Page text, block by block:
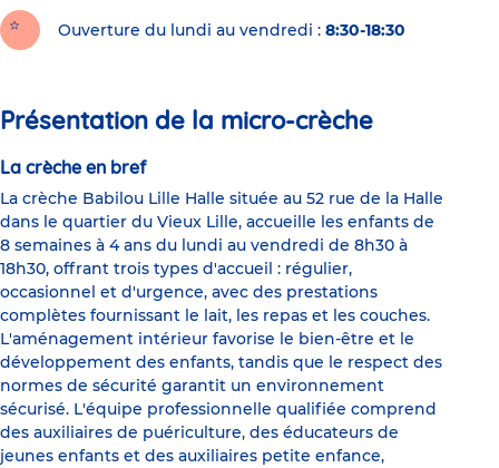
Ouverture du lundi au vendredi : 8:30-18:30
Présentation de la micro-crèche
La crèche en bref
La crèche Babilou Lille Halle située au 52 rue de la Halle
dans le quartier du Vieux Lille, accueille les enfants de
8 semaines à 4 ans du lundi au vendredi de 8h30 à
18h30, offrant trois types d'accueil : régulier,
occasionnel et d'urgence, avec des prestations
complètes fournissant le lait, les repas et les couches.
L'aménagement intérieur favorise le bien-être et le
développement des enfants, tandis que le respect des
normes de sécurité garantit un environnement
sécurisé. L'équipe professionnelle qualifiée comprend
des auxiliaires de puériculture, des éducateurs de
jeunes enfants et des auxiliaires petite enfance,